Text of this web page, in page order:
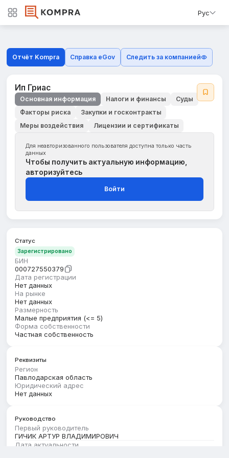
Рус
Отчёт Kompra Справка eGov Следить за компанией
Ип Гриас
Основная информация Налоги и финансы
Суды
Факторы риска
Закупки и госконтракты
Меры воздействия
Лицензии и сертификаты
Для неавторизованного пользователя доступна только часть
данных
Чтобы получить актуальную информацию,
авторизуйтесь
Войти
Статус
Зарегистрировано
БИН
000727550379
Дата регистрации
Нет данных
На рынке
Нет данных
Размерность
Малые предприятия (<= 5)
Форма собственности
Частная собственность
Реквизиты
Регион
Павлодарская область
Юридический адрес
Нет данных
Руководство
Первый руководитель
ГИЧИК АРТУР ВЛАДИМИРОВИЧ
Дата актуальности